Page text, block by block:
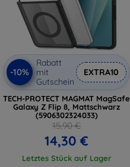
-10%
Rabatt
mit
Gutschein
EXTRA10
TECH-PROTECT MAGMAT MagSafe
Galaxy Z Flip 8, Mattschwarz
(5906302324033)
15,90 €
14,30 €
Letztes Stück auf Lager